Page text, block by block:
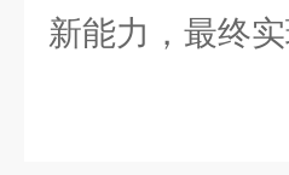
新能力，最终